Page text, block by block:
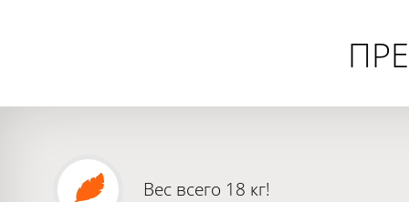
Вес всего 18 кг!